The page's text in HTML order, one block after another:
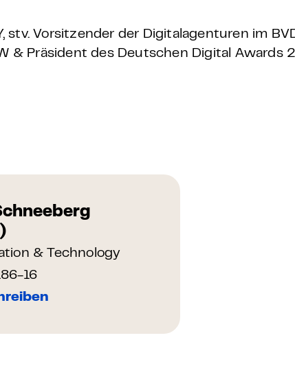
stv. Vorsitzender der Digitalagenturen im
& Präsident des Deutschen Digital Awards
& Technology
16